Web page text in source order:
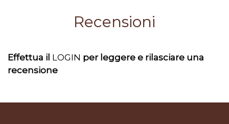
Recensioni
Effettua il LOGIN per leggere e rilasciare una
recensione